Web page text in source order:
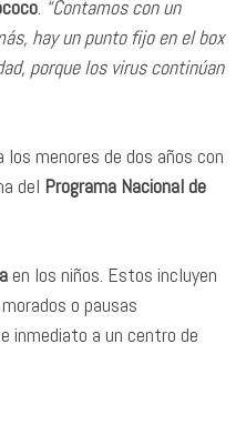
. “Contamos con un
hay un punto fijo en el box
porque los virus continúan
los menores de dos años con
del Programa Nacional de
en los niños. Estos incluyen
o pausas
inmediato a un centro de